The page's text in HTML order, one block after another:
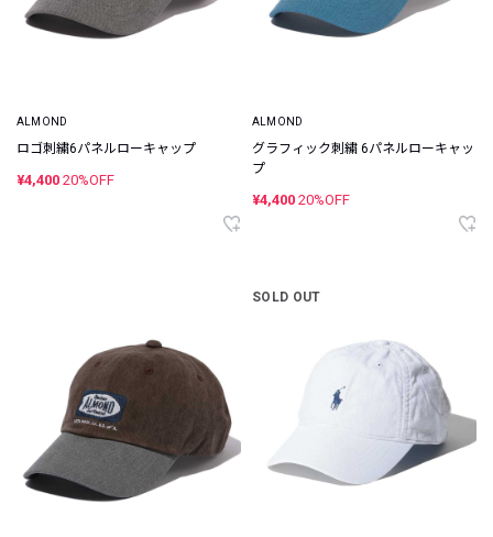
ALMOND
ロゴ刺繍6パネルローキャップ
¥4,400 20%OFF
ALMOND
グラフィック刺繍 6パネルローキャッ
プ
¥4,400 20%OFF
SOLD OUT